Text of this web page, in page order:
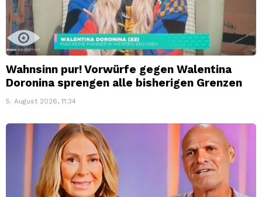
Wahnsinn pur! Vorwürfe gegen Walentina
Doronina sprengen alle bisherigen Grenzen
5. August 2026, 11:34